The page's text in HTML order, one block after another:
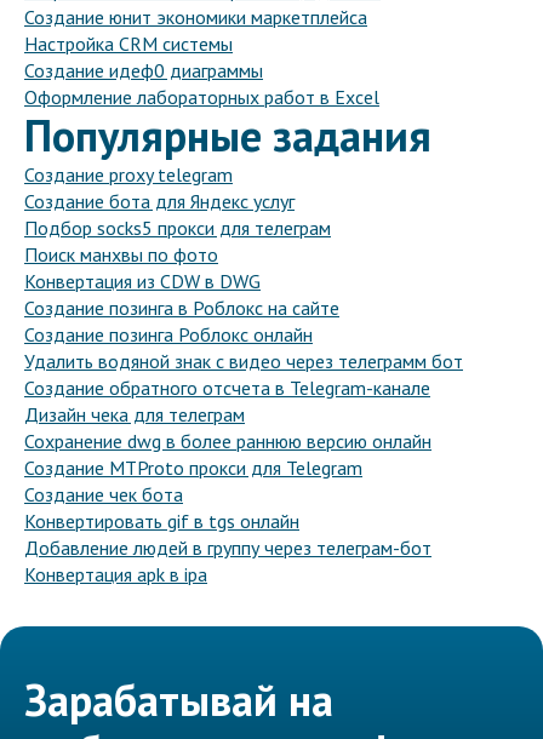
Создание юнит экономики маркетплейса
Настройка CRM системы
Создание идеф0 диаграммы
Оформление лабораторных работ в Excel
Популярные задания
Создание proxy telegram
Создание бота для Яндекс услуг
Подбор socks5 прокси для телеграм
Поиск манхвы по фото
Конвертация из CDW в DWG
Создание позинга в Роблокс на сайте
Создание позинга Роблокс онлайн
Удалить водяной знак с видео через телеграмм бот
Создание обратного отсчета в Telegram-канале
Дизайн чека для телеграм
Сохранение dwg в более раннюю версию онлайн
Создание MTProto прокси для Telegram
Создание чек бота
Конвертировать gif в tgs онлайн
Добавление людей в группу через телеграм-бот
Конвертация apk в ipa
Зарабатывай на